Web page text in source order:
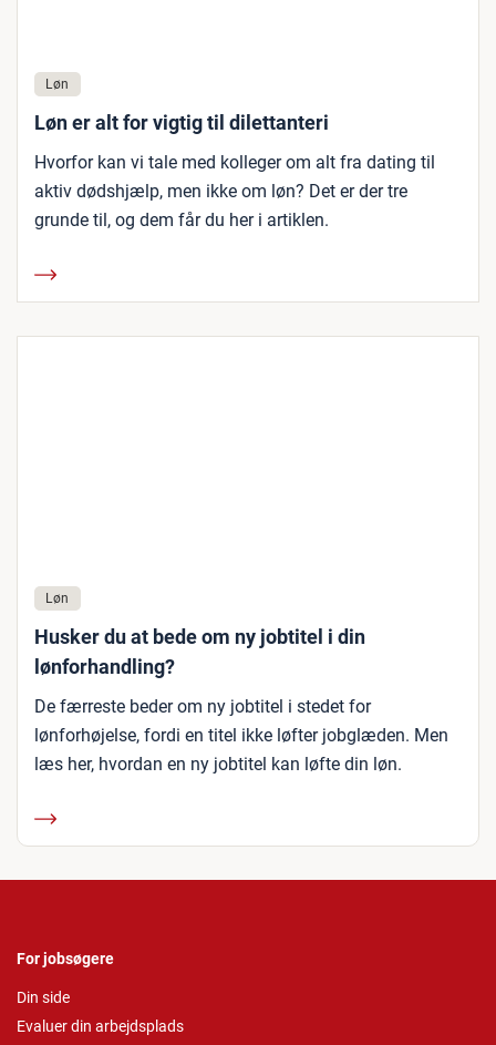
Løn
Løn er alt for vigtig til dilettanteri
Hvorfor kan vi tale med kolleger om alt fra dating til
aktiv dødshjælp, men ikke om løn? Det er der tre
grunde til, og dem får du her i artiklen.
Løn
Husker du at bede om ny jobtitel i din
lønforhandling?
De færreste beder om ny jobtitel i stedet for
lønforhøjelse, fordi en titel ikke løfter jobglæden. Men
læs her, hvordan en ny jobtitel kan løfte din løn.
For jobsøgere
Din side
Evaluer din arbejdsplads